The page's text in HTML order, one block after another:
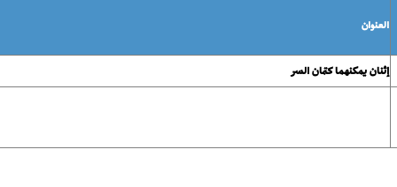
العنوان
إثنان يمكنهما كتمان السر